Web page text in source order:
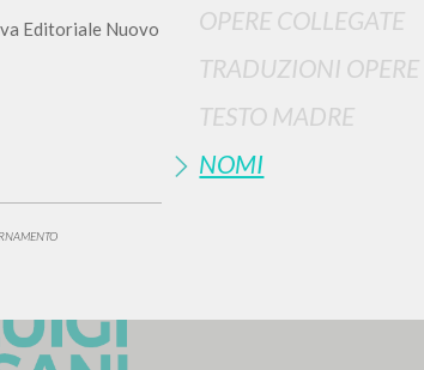
Editoriale Nuovo
OPERE COLLEGATE
TRADUZIONI
TESTO MADRE
NOMI